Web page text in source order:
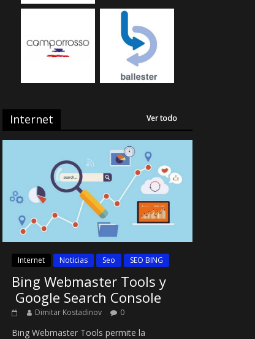
Internet Ver todo
Internet Noticias Seo SEO BING
Bing Webmaster Tools y
Google Search Console
Dimitar Kostadinov 0
Bing Webmaster Tools permite la